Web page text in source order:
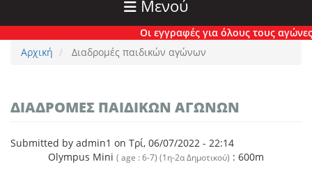
Μενού
Οι εγγραφές για όλους τους αγώνες
Αρχική
Διαδρομές παιδικών αγώνων
ΔΙΑΔΡΟΜΈΣ ΠΑΙΔΙΚΏΝ ΑΓΏΝΩΝ
Submitted by admin1 on Τρί, 06/07/2022 - 22:14
Olympus Mini ( age : 6-7) (1η-2α Δημοτικού) : 600m